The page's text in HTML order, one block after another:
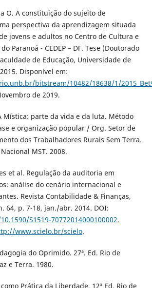
O. A constituição do sujeito de
perspectiva da aprendizagem situada
jovens e adultos no Centro de Cultura e
Paranoá - CEDEP – DF. Tese (Doutorado
de Educação, Universidade de
Disponível em:
bitstream/10482/18638/1/
de 2019.
Mística: parte da vida e da luta. Método
e organização popular / Org. Setor de
dos Trabalhadores Rurais Sem Terra.
MST. 2008.
et al. Regulação da auditoria em
análise do cenário internacional e
Revista Contabilidade & Finanças,
64, p. 7-18, jan./abr. 2014. DOI:
S1519-70772014000100002.
www.scielo.br/scielo.
do Oprimido. 27ª. Ed. Rio de
e Terra. 1980.
como Prática da Liberdade. 12ª Ed. Rio de